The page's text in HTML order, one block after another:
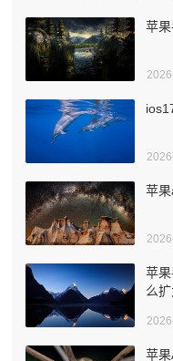
苹
苹
苹
么
苹